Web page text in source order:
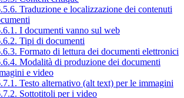
Traduzione e localizzazione dei contenuti
I documenti vanno sul web
Tipi di documenti
Formato di lettura dei documenti elettronici
Modalità di produzione dei documenti
e video
Testo alternativo (alt text) per le immagini
Sottotitoli per i video